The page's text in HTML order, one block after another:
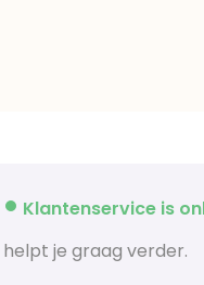
Klantenservice is
helpt je graag verder.